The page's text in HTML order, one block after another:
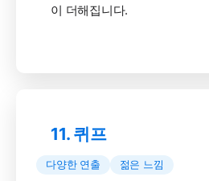
이 더해집니다.
11. 퀴프
다양한 연출 젊은 느낌